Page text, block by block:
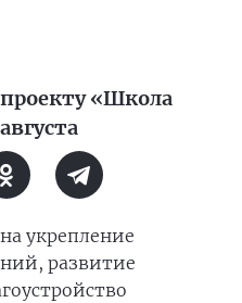
«Школа
укрепление
развитие